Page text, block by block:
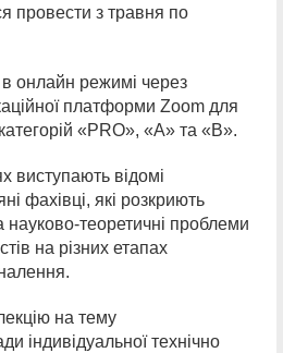
провести з травня по
онлайн режимі через
платформи Zoom для
«PRO», «А» та «В».
виступають відомі
фахівці, які розкриють
науково-теоретичні проблеми
на різних етапах
на тему
індивідуальної технічно